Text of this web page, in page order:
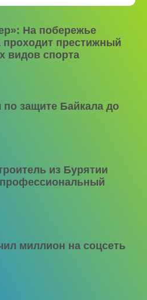
На побережье
проходит престижный
видов спорта
защите Байкала до
из Бурятии
профессиональный
миллион на соцсеть